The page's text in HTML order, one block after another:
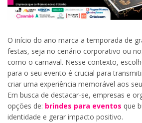
O início do ano marca a temporada de
festas, seja no cenário corporativo ou
como o carnaval. Nesse contexto,
para o seu evento é crucial para
criar uma experiência memorável aos
Em busca de destacar-se, empresas e
opções de: brindes para eventos que
identidade e gerar impacto positivo.